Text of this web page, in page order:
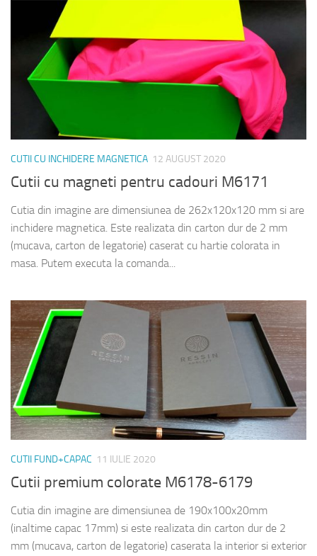
CUTII CU INCHIDERE MAGNETICA 12 AUGUST 2020
Cutii cu magneti pentru cadouri M6171
Cutia din imagine are dimensiunea de 262x120x120 mm si are
inchidere magnetica. Este realizata din carton dur de 2 mm
(mucava, carton de legatorie) caserat cu hartie colorata in
masa. Putem executa la comanda...
CUTII FUND+CAPAC 11 IULIE 2020
Cutii premium colorate M6178-6179
Cutia din imagine are dimensiunea de 190x100x20mm
(inaltime capac 17mm) si este realizata din carton dur de 2
mm (mucava, carton de legatorie) caserata la interior si exterior